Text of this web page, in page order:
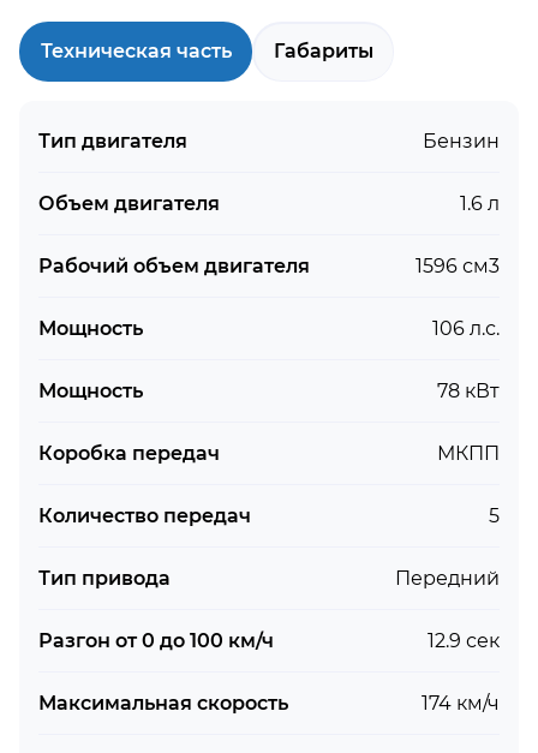
Техническая часть Габариты
Тип двигателя Бензин
Объем двигателя 1.6 л
Рабочий объем двигателя 1596 см3
Мощность 106 л.с.
Мощность 78 кВт
Коробка передач МКПП
Количество передач 5
Тип привода Передний
Разгон от 0 до 100 км/ч 12.9 сек
Максимальная скорость 174 км/ч